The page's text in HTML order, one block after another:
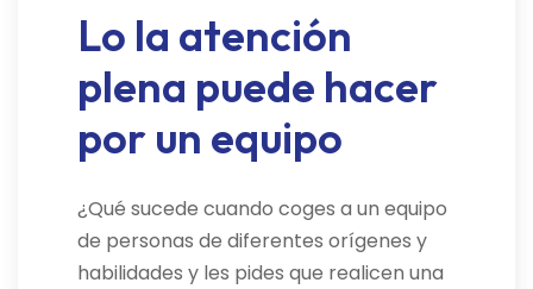
Lo la atención
plena puede hacer
por un equipo
¿Qué sucede cuando coges a un equipo
de personas de diferentes orígenes y
habilidades y les pides que realicen una